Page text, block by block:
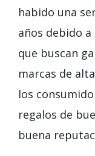
habido una
años debido
que buscan
marcas de
los
regalos de
buena